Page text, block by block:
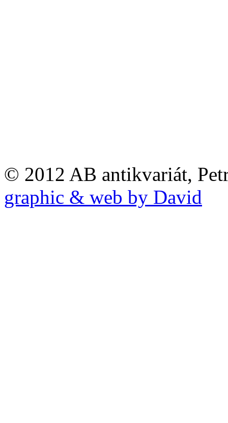
© 2012 AB antikvariát,
graphic & web by David